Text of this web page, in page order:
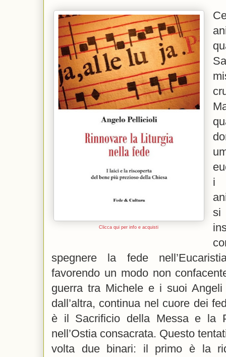
Clicca qui per info e acquisti
i
si
spegnere la fede
favorendo un modo non
guerra tra Michele e i suoi
dall’altra, continua nel cuore dei
è il Sacrificio della Messa e la
nell’Ostia consacrata. Questo
volta due binari: il primo è la